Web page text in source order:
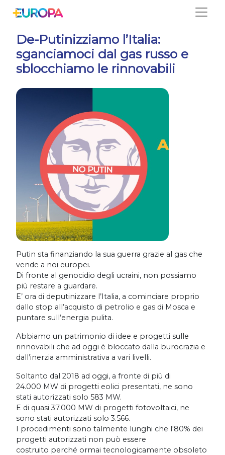
De-Putinizziamo l’Italia:
sganciamoci dal gas russo e
sblocchiamo le rinnovabili
Putin sta finanziando la sua guerra grazie al gas che
vende a noi europei.
Di fronte al genocidio degli ucraini, non possiamo
più restare a guardare.
E’ ora di deputinizzare l’Italia, a cominciare proprio
dallo stop all’acquisto di petrolio e gas di Mosca e
puntare sull’energia pulita.
Abbiamo un patrimonio di idee e progetti sulle
rinnovabili che ad oggi è bloccato dalla burocrazia e
dall’inerzia amministrativa a vari livelli.
Soltanto dal 2018 ad oggi, a fronte di più di
24.000 MW di progetti eolici presentati, ne sono
stati autorizzati solo 583 MW.
E di quasi 37.000 MW di progetti fotovoltaici, ne
sono stati autorizzati solo 3.566.
I procedimenti sono talmente lunghi che l'80% dei
progetti autorizzati non può essere
costruito perché ormai tecnologicamente obsoleto